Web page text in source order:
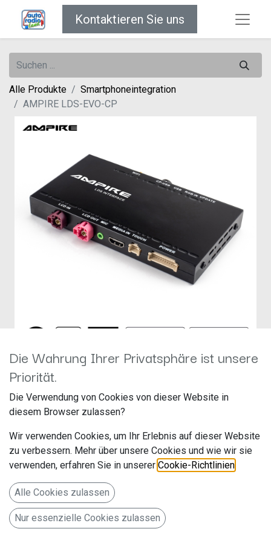
Kontaktieren Sie uns
Alle Produkte
Smartphoneintegration
AMPIRE LDS-EVO-CP
AMPIRE LDS-EVO-CP
Hersteller: Ampire
Langwadener Str. 60
41516 Grevenbroich
Deutschland www.ampire.de
AMPIRE Smartphone-Integration BMW/MINI mit NBT-EVO
mit 6.5" Monitor Kabel-Set
Die Wahrung Ihrer Privatsphäre ist unsere
Priorität.
Die Verwendung von Cookies von dieser Website in
diesem Browser zulassen?
Wir verwenden Cookies, um Ihr Erlebnis auf dieser Website
zu verbessern. Mehr über unsere Cookies und wie wir sie
verwenden, erfahren Sie in unserer Cookie-Richtlinien
Alle Cookies zulassen
Nur essenzielle Cookies zulassen